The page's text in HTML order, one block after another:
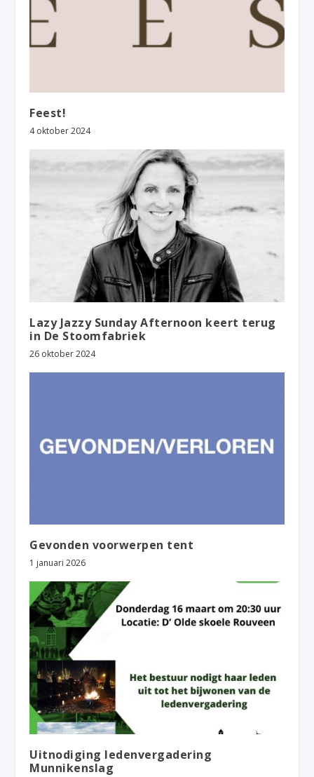
Feest!
4 oktober 2024
Lazy Jazzy Sunday Afternoon keert terug
in De Stoomfabriek
26 oktober 2024
Gevonden voorwerpen tent
1 januari 2026
Uitnodiging ledenvergadering
Munnikenslag